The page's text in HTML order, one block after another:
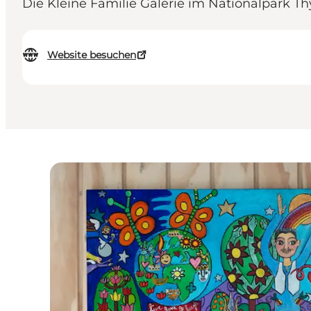
Die Kleine Familie Galerie im Nationalpark
Website besuchen